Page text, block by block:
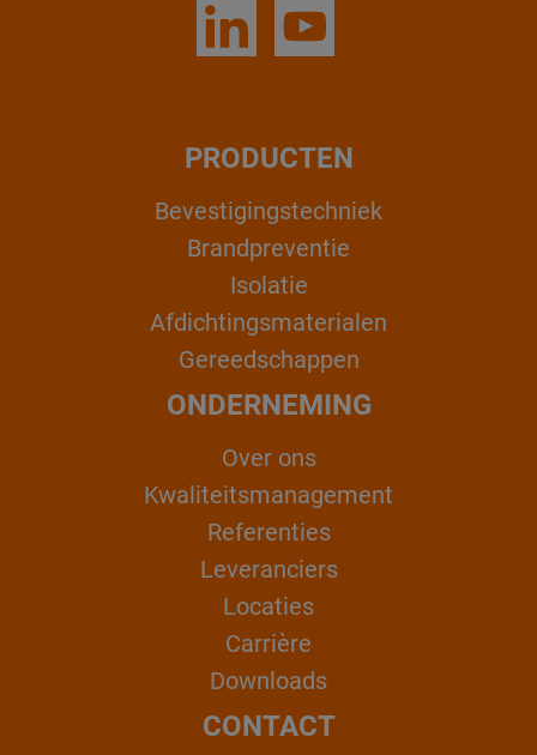
PRODUCTEN
Bevestigingstechniek
Brandpreventie
Isolatie
Afdichtingsmaterialen
Gereedschappen
ONDERNEMING
Over ons
Kwaliteitsmanagement
Referenties
Leveranciers
Locaties
Carrière
Downloads
CONTACT